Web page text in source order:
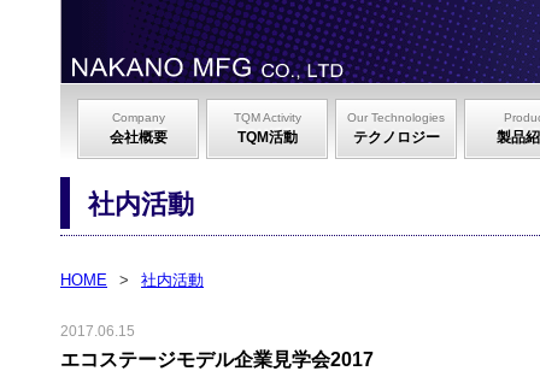
Company
会社概要
TQM Activity
TQM活動
Our Technologies
テクノロジー 製品
社内活動
HOME > 社内活動
2017.06.15
エコステージモデル企業見学会2017